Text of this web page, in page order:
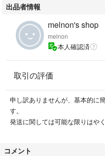
出品者情報
melnon's shop
melnon
本人確認済
取引の評価
申し訳ありませんが、基本的に
す。
発送に関しては可能な限りはや
コメント